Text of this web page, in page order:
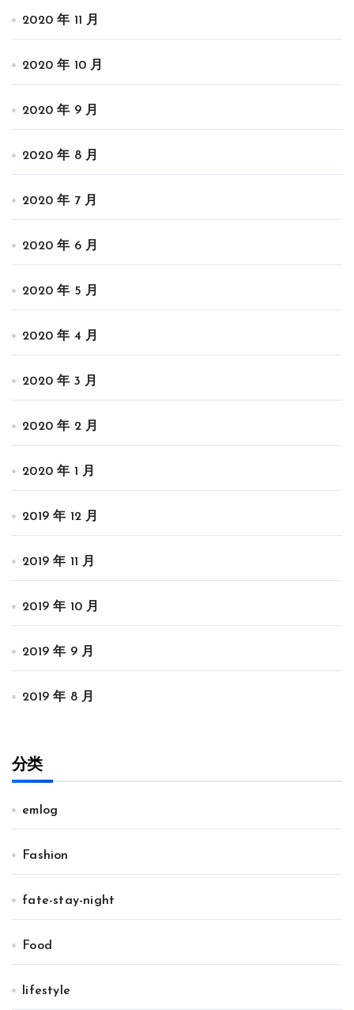
2020 年 11 月
2020 年 10 月
2020 年 9 月
2020 年 8 月
2020 年 7 月
2020 年 6 月
2020 年 5 月
2020 年 4 月
2020 年 3 月
2020 年 2 月
2020 年 1 月
2019 年 12 月
2019 年 11 月
2019 年 10 月
2019 年 9 月
2019 年 8 月
分类
emlog
Fashion
fate-stay-night
Food
lifestyle